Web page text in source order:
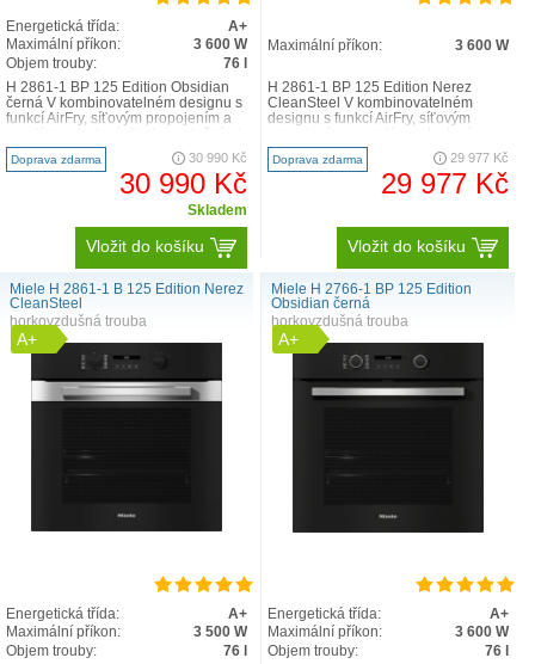
Energetická třída:
A+
Maximální příkon:
3 600 W
Objem trouby:
76 l
H 2861-1 BP 125 Edition Obsidian
černá V kombinovatelném designu s
funkcí AirFry, síťovým propojením a
pyrolýzou. textový displej s otočnými
volič..
Doprava zdarma 30 990 Kč
30 990 Kč
Skladem
Vložit do košíku
Maximální příkon: 3 600 W
H 2861-1 BP 125 Edition Nerez
CleanSteel V kombinovatelném
designu s funkcí AirFry, síťovým
propojením a pyrolýzou. textový
displej s otočnými vol..
Doprava zdarma 29 977 Kč
29 977 Kč
Vložit do košíku
Miele H 2861-1 B 125 Edition Nerez
CleanSteel
horkovzdušná trouba
A+
Energetická třída:
A+
Maximální příkon:
3 500 W
Objem trouby:
76 l
Miele H 2766-1 BP 125 Edition
Obsidian černá
horkovzdušná trouba
A+
Energetická třída:
A+
Maximální příkon:
3 600 W
Objem trouby:
76 l